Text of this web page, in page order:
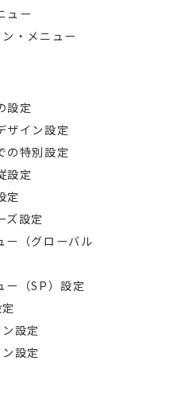
ュー
・メニュー
設定
ザイン設定
の特別設定
設定
定
ズ設定
ー（グローバル
（SP）設定
設定
設定